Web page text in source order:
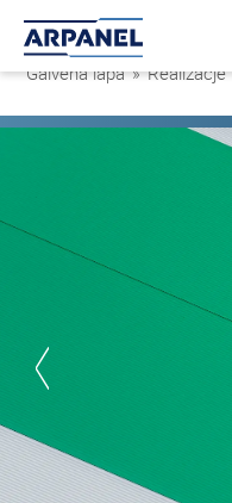
Galvenā lapa » Realizacje